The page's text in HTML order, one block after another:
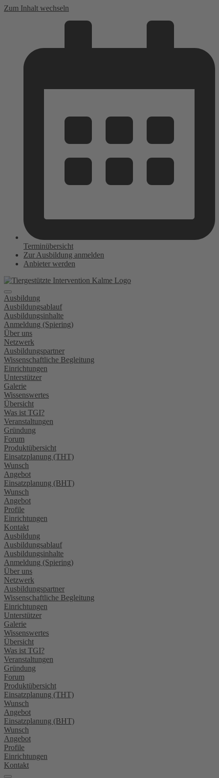
Zum Inhalt wechseln
Terminübersicht
Zur Ausbildung anmelden
Anbieter werden
Ausbildung
Ausbildungsablauf
Ausbildungsinhalte
Anmeldung (Spiering)
Über uns
Netzwerk
Ausbildungspartner
Wissenschaftliche Begleitung
Einrichtungen
Unterstützer
Galerie
Wissenswertes
Übersicht
Was ist TGI?
Veranstaltungen
Gründung
Forum
Produktübersicht
Einsatzplanung (THT)
Wunsch
Angebot
Einsatzplanung (BHT)
Wunsch
Angebot
Profile
Einrichtungen
Kontakt
Ausbildung
Ausbildungsablauf
Ausbildungsinhalte
Anmeldung (Spiering)
Über uns
Netzwerk
Ausbildungspartner
Wissenschaftliche Begleitung
Einrichtungen
Unterstützer
Galerie
Wissenswertes
Übersicht
Was ist TGI?
Veranstaltungen
Gründung
Forum
Produktübersicht
Einsatzplanung (THT)
Wunsch
Angebot
Einsatzplanung (BHT)
Wunsch
Angebot
Profile
Einrichtungen
Kontakt